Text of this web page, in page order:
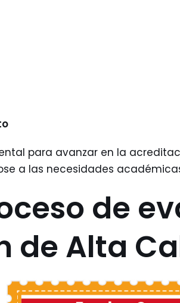
para avanzar en la
a las necesidades
de
de Alta